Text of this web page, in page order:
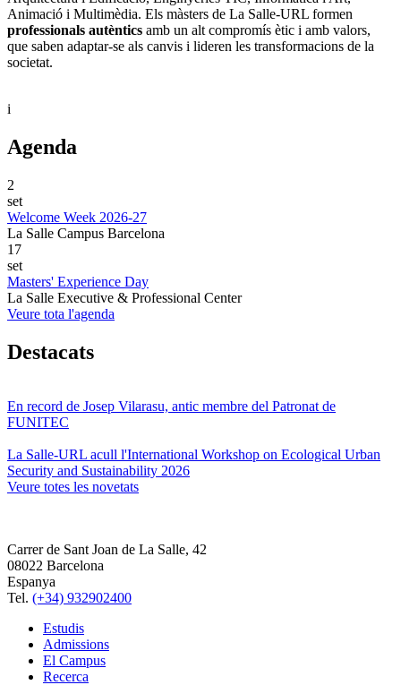
Animació i Multimèdia. Els màsters de La Salle-URL formen
professionals autèntics amb un alt compromís ètic i amb valors,
que saben adaptar-se als canvis i lideren les transformacions de la
societat.
i
Agenda
2
set
Welcome Week 2026-27
La Salle Campus Barcelona
17
set
Masters' Experience Day
La Salle Executive & Professional Center
Veure tota l'agenda
Destacats
En record de Josep Vilarasu, antic membre del Patronat de
FUNITEC
La Salle-URL acull l'International Workshop on Ecological Urban
Security and Sustainability 2026
Veure totes les novetats
Carrer de Sant Joan de La Salle, 42
08022 Barcelona
Espanya
Tel. (+34) 932902400
Estudis
Admissions
El Campus
Recerca